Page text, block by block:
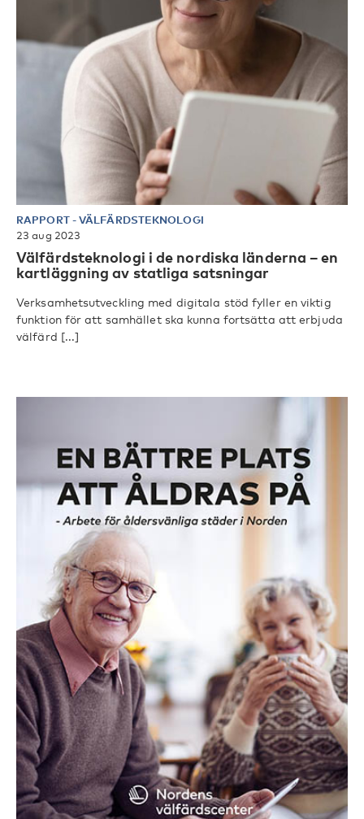
RAPPORT-VÄLFÄRDSTEKNOLOGI
23 aug 2023
Välfärdsteknologi i de nordiska länderna – en
kartläggning av statliga satsningar
Verksamhetsutveckling med digitala stöd fyller en viktig
funktion för att samhället ska kunna fortsätta att erbjuda
välfärd [...]